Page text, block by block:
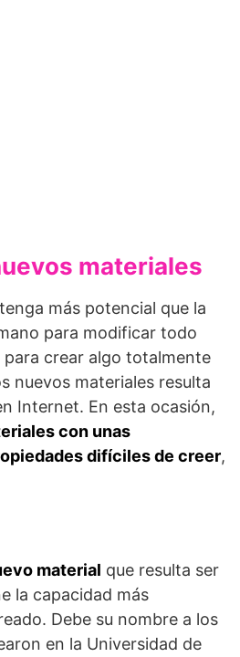
materiales
más potencial que la
para modificar todo
para crear algo totalmente
nuevos materiales resulta
Internet. En esta ocasión,
con unas
difíciles de creer,
material que resulta ser
la capacidad más
Debe su nombre a los
en la Universidad de